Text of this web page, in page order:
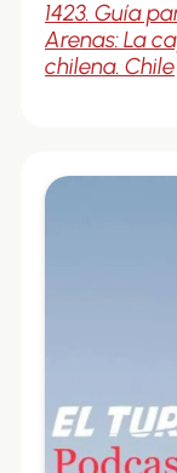
1423. Guía
Arenas: La
chilena. Chile